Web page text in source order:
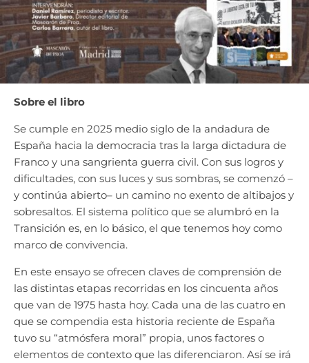
Sobre el libro
Se cumple en 2025 medio siglo de la andadura de
España hacia la democracia tras la larga dictadura de
Franco y una sangrienta guerra civil. Con sus logros y
dificultades, con sus luces y sus sombras, se comenzó –
y continúa abierto– un camino no exento de altibajos y
sobresaltos. El sistema político que se alumbró en la
Transición es, en lo básico, el que tenemos hoy como
marco de convivencia.
En este ensayo se ofrecen claves de comprensión de
las distintas etapas recorridas en los cincuenta años
que van de 1975 hasta hoy. Cada una de las cuatro en
que se compendia esta historia reciente de España
tuvo su “atmósfera moral” propia, unos factores o
elementos de contexto que las diferenciaron. Así se irá